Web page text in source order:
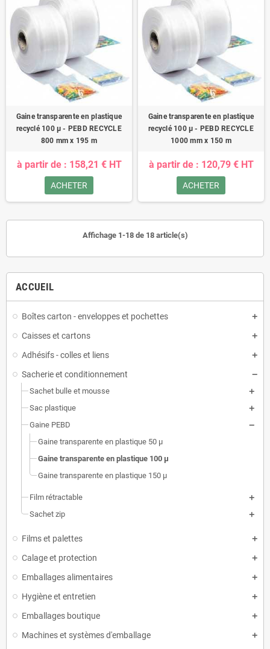
ACCUEIL
Boîtes carton - enveloppes et pochettes
Caisses et cartons
Adhésifs - colles et liens
Sacherie et conditionnement
Sachet bulle et mousse
Sac plastique
Gaine PEBD
Gaine transparente en plastique 50 µ
Gaine transparente en plastique 100 µ
Gaine transparente en plastique 150 µ
Film rétractable
Sachet zip
Films et palettes
Calage et protection
Emballages alimentaires
Hygiène et entretien
Emballages boutique
Machines et systèmes d'emballage
Gaine transparente en plastique
recyclé 100 µ - PEBD RECYCLE
800 mm x 195 m
à partir de : 158,21 € HT
ACHETER
Gaine transparente en plastique
recyclé 100 µ - PEBD RECYCLE
1000 mm x 150 m
à partir de : 120,79 € HT
ACHETER
Affichage 1-18 de 18 article(s)